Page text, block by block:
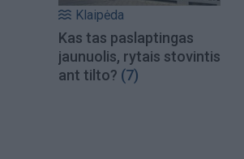
Klaipėda
Kas tas paslaptingas
jaunuolis, rytais stovintis
ant tilto? (7)